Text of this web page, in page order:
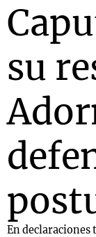
su
En declaraciones